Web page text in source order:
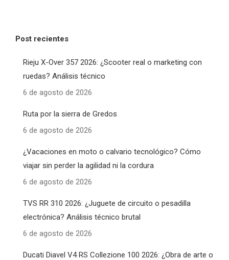
Post recientes
Rieju X-Over 357 2026: ¿Scooter real o marketing con
ruedas? Análisis técnico
6 de agosto de 2026
Ruta por la sierra de Gredos
6 de agosto de 2026
¿Vacaciones en moto o calvario tecnológico? Cómo
viajar sin perder la agilidad ni la cordura
6 de agosto de 2026
TVS RR 310 2026: ¿Juguete de circuito o pesadilla
electrónica? Análisis técnico brutal
6 de agosto de 2026
Ducati Diavel V4 RS Collezione 100 2026: ¿Obra de arte o